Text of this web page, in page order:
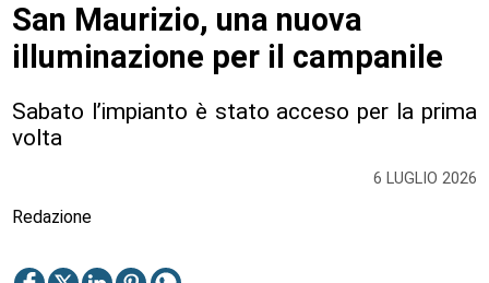
6 LUGLIO 2026
San Maurizio, una nuova
illuminazione per il campanile
Sabato l’impianto è stato acceso per la prima
volta
Redazione